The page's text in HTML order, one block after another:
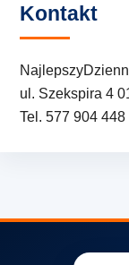
Kontakt
ul. Szekspira 4
Tel. 577 904 448